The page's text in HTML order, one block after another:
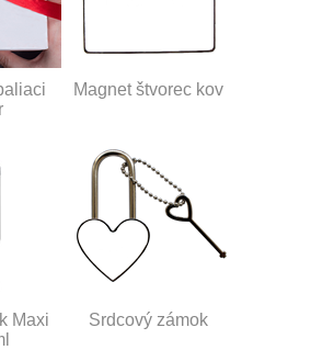
Magnet štvorec kov
Maxi
Srdcový zámok